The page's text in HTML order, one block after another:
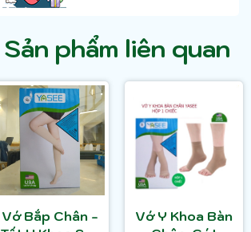
Sản phẩm liên quan
Vớ Bắp Chân -
Vớ Y Khoa Bàn